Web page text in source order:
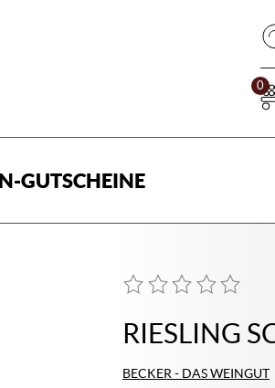
0
GUTSCHEINE
RIESLING
BECKER - DAS WEINGUT